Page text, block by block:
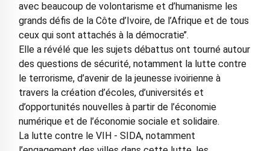
avec beaucoup de volontarisme et d’humanisme les
grands défis de la Côte d’Ivoire, de l’Afrique et de tous
ceux qui sont attachés à la démocratie’’.
Elle a révélé que les sujets débattus ont tourné autour
des questions de sécurité, notamment la lutte contre
le terrorisme, d’avenir de la jeunesse ivoirienne à
travers la création d’écoles, d’universités et
d’opportunités nouvelles à partir de l’économie
numérique et de l’économie sociale et solidaire.
La lutte contre le VIH - SIDA, notamment